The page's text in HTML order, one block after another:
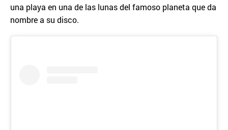
una playa en una de las lunas del famoso planeta que da
nombre a su disco.